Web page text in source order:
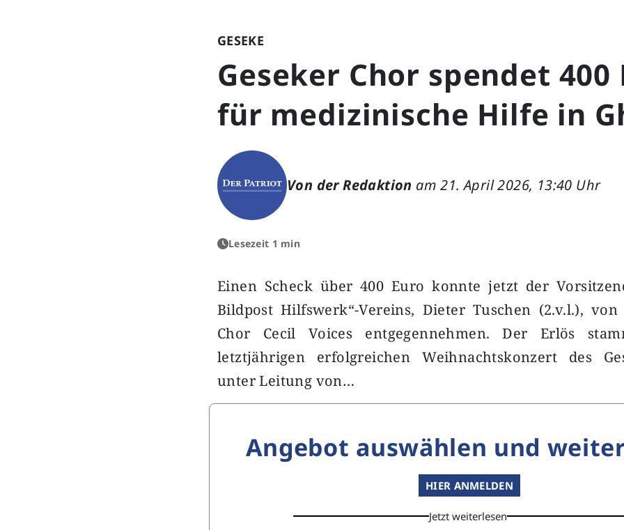
GESEKE
Geseker Chor spendet 400
für medizinische Hilfe in
Von der Redaktion am 21. April 2026, 13:40 Uhr
Lesezeit 1 min
Einen Scheck über 400 Euro konnte jetzt der
Bildpost Hilfswerk“-Vereins, Dieter Tuschen (2.v.l.), von
Chor Cecil Voices entgegennehmen. Der Erlös
letztjährigen erfolgreichen Weihnachtskonzert des
unter Leitung von…
Angebot auswählen und
HIER ANMELDEN
Jetzt weiterlesen